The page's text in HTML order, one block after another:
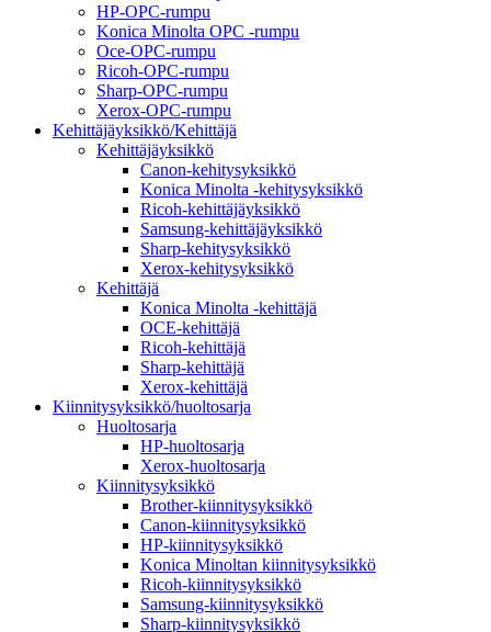
HP-OPC-rumpu
Konica Minolta OPC -rumpu
Oce-OPC-rumpu
Ricoh-OPC-rumpu
Sharp-OPC-rumpu
Xerox-OPC-rumpu
Kehittäjäyksikkö/Kehittäjä
Kehittäjäyksikkö
Canon-kehitysyksikkö
Konica Minolta -kehitysyksikkö
Ricoh-kehittäjäyksikkö
Samsung-kehittäjäyksikkö
Sharp-kehitysyksikkö
Xerox-kehitysyksikkö
Kehittäjä
Konica Minolta -kehittäjä
OCE-kehittäjä
Ricoh-kehittäjä
Sharp-kehittäjä
Xerox-kehittäjä
Kiinnitysyksikkö/huoltosarja
Huoltosarja
HP-huoltosarja
Xerox-huoltosarja
Kiinnitysyksikkö
Brother-kiinnitysyksikkö
Canon-kiinnitysyksikkö
HP-kiinnitysyksikkö
Konica Minoltan kiinnitysyksikkö
Ricoh-kiinnitysyksikkö
Samsung-kiinnitysyksikkö
Sharp-kiinnitysyksikkö